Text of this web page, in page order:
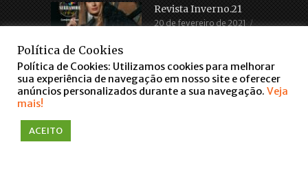
Revista Inverno.21
20 de fevereiro de 2021
COPYRIGHT © 2016. TODOS OS DIREITOS RESERVADOS
falar via WhatsApp
Política de Cookies
Política de Cookies: Utilizamos cookies para melhorar
sua experiência de navegação em nosso site e oferecer
anúncios personalizados durante a sua navegação. Veja
mais!
ACEITO